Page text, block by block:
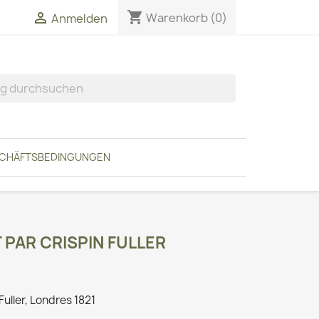
 Anmelden shopping_cart Warenkorb (0)
CRISPIN FULLER
Londres 1821